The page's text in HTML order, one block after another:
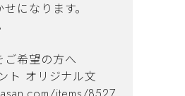
になります。
希望の方へ
ト オリジナル文